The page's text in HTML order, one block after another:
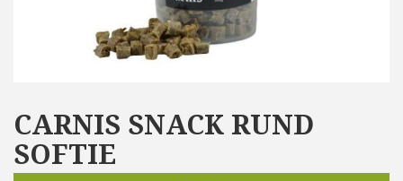
CARNIS SNACK RUND
SOFTIE